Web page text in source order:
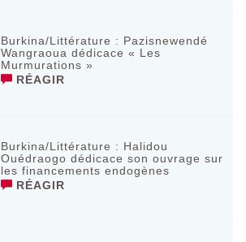
Burkina/Littérature : Pazisnewendé
Wangraoua dédicace « Les
Murmurations »
RÉAGIR
Burkina/Littérature : Halidou
Ouédraogo dédicace son ouvrage sur
les financements endogènes
RÉAGIR